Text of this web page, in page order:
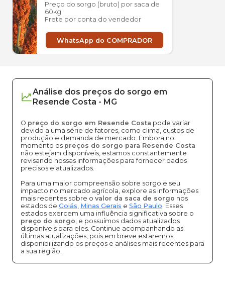
Preço do sorgo (bruto) por saca de
60kg
Frete por conta do vendedor
WhatsApp do COMPRADOR
Análise dos preços do sorgo em
Resende Costa - MG
O preço do sorgo em Resende Costa pode variar
devido a uma série de fatores, como clima, custos de
produção e demanda de mercado. Embora no
momento os preços do sorgo para Resende Costa
não estejam disponíveis, estamos constantemente
revisando nossas informações para fornecer dados
precisos e atualizados.
Para uma maior compreensão sobre sorgo e seu
impacto no mercado agrícola, explore as informações
mais recentes sobre o valor da saca de sorgo nos
estados de Goiás, Minas Gerais e São Paulo. Esses
estados exercem uma influência significativa sobre o
preço do sorgo, e possuímos dados atualizados
disponíveis para eles. Continue acompanhando as
últimas atualizações, pois em breve estaremos
disponibilizando os preços e análises mais recentes para
a sua região.